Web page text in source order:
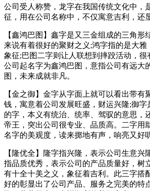
公司受人称赞，龙字在我国传统文化中，
征，用在公司名称中，不仅寓意吉利，还
【鑫鸿巴图】鑫字是又三金组成的三角形
来说有着很好的聚财之义;鸿字指的是大雅
象征;巴图二字则让人联想到摔跤活动，很
公司起名字为鑫鸿巴图，意指公司有远大
图，未来成就非凡。
【金之御】金字从字面上就可以看出带有
钱，寓意着公司发展旺盛，财运兴隆;御字
的字，本义有统治、统率、驾驭的意思，
帝王，突出公司很专业、品质高。二字用
名字的美观度，读来掷地有声，响亮又好
【隆优全】隆字指兴隆，表示公司生意兴
指品质优秀，表示公司的产品质量好，树
有十全十美之义，象征着吉利。此三字搭
好的彰显出了公司产品、服务之完美的特